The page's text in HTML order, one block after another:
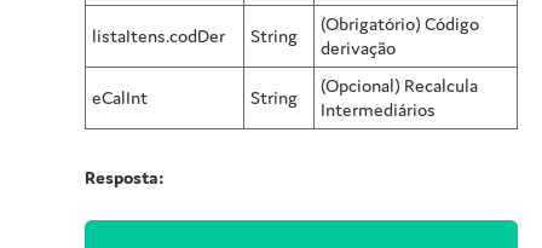
listaItens.codDer String
(Obrigatório) Código
derivação
eCalInt String
(Opcional) Recalcula
Intermediários
Resposta: